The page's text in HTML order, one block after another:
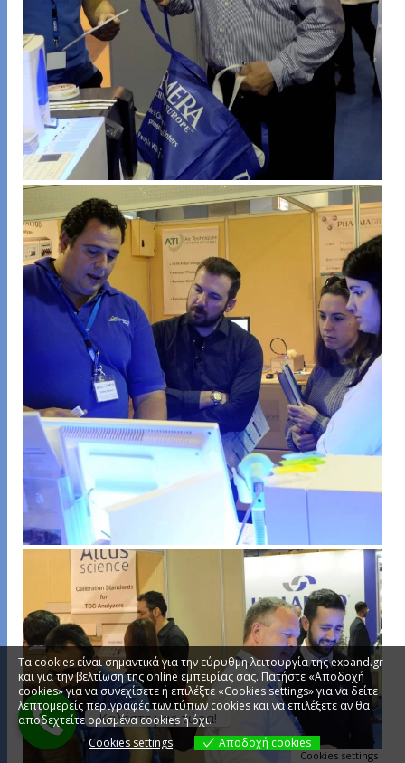
Καλέστε μας τώρα!
Τα cookies είναι σημαντικά για την εύρυθμη λειτουργία της expand.gr
και για την βελτίωση της online εμπειρίας σας. Πατήστε «Αποδοχή
cookies» για να συνεχίσετε ή επιλέξτε «Cookies settings» για να δείτε
λεπτομερείς περιγραφές των τύπων cookies και να επιλέξετε αν θα
αποδεχτείτε ορισμένα cookies ή όχι.
Cookies settings
Αποδοχή cookies
Cookies settings